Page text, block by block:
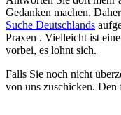
Gedanken machen.
Suche Deutschlands
Praxen . Vielleicht ist
vorbei, es lohnt sich.
Falls Sie noch nicht
von uns zuschicken. Den